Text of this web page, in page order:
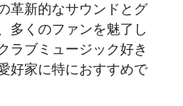
革新的なサウンドとグ
多くのファンを魅了し
ラブミュージック好き
好家に特におすすめで